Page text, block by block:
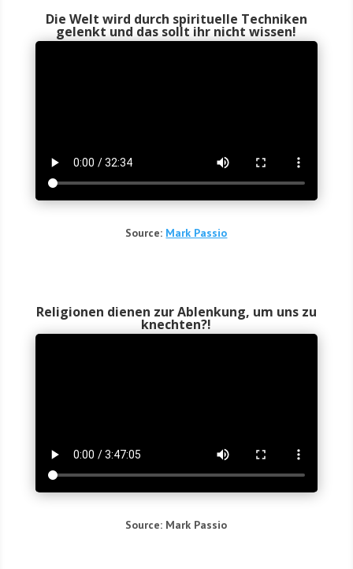
Die Welt wird durch spirituelle Techniken
gelenkt und das sollt ihr nicht wissen!
Source: Mark Pas­sio
Religionen dienen zur Ablenkung, um uns zu
knechten?!
Source: Mark Passio